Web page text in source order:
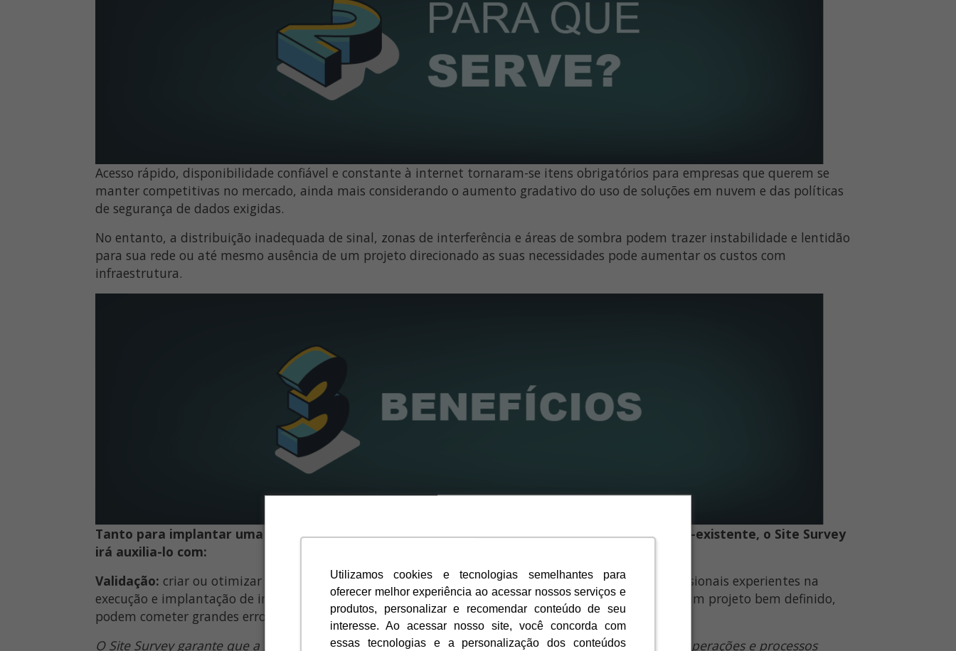
Utilizamos cookies e tecnologias semelhantes para
oferecer melhor experiência ao acessar nossos serviços e
produtos, personalizar e recomendar conteúdo de seu
interesse. Ao acessar nosso site, você concorda com
essas tecnologias e a personalização dos conteúdos
Utilizamos cookies e tecnologias semelhantes para
oferecer melhor experiência ao acessar nossos serviços e
produtos, personalizar e recomendar conteúdo de seu
interesse. Ao acessar nosso site, você concorda com
essas tecnologias e a personalização dos conteúdos
Acesso rápido, disponibilidade confiável e constante à internet tornaram-se itens obrigatórios para empresas que querem se
manter competitivas no mercado, ainda mais considerando o aumento gradativo do uso de soluções em nuvem e das políticas
de segurança de dados exigidas.
No entanto, a distribuição inadequada de sinal, zonas de interferência e áreas de sombra podem trazer instabilidade e lentidão
para sua rede ou até mesmo ausência de um projeto direcionado as suas necessidades pode aumentar os custos com
infraestrutura.
Tanto para implantar uma nova rede como para corrigir possíveis problemas em uma rede pré-existente, o Site Survey
irá auxilia-lo com:
Validação: criar ou otimizar um projeto de redes wireless é algo complexo, mesmo empresas e profissionais experientes na
execução e implantação de infraestruturas e pontos de conexão, sem um mapeamento adequado e um projeto bem definido,
podem cometer grandes erros.
O Site Survey garante que a rede wireless terá a cobertura e performance necessárias para atender operações e processos